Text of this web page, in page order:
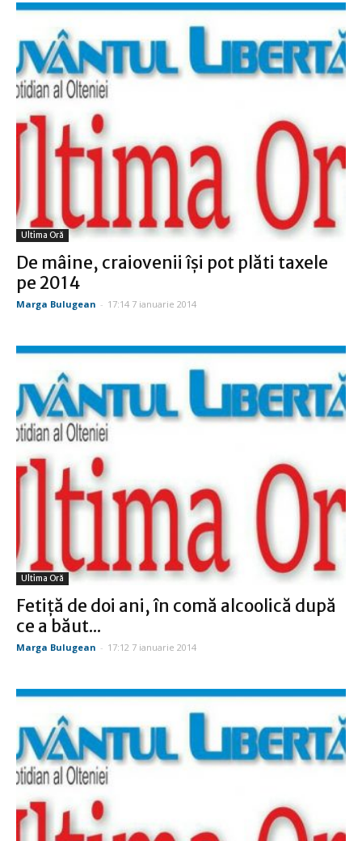
Ultima Oră
De mâine, craiovenii îşi pot plăti taxele
pe 2014
Marga Bulugean - 17:14 7 ianuarie 2014
Ultima Oră
Fetiţă de doi ani, în comă alcoolică după
ce a băut...
Marga Bulugean - 17:12 7 ianuarie 2014